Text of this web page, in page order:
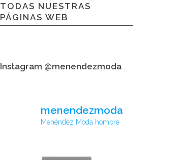
TODAS NUESTRAS
PÁGINAS WEB
Instagram @menendezmoda
menendezmoda
Menéndez Moda hombre